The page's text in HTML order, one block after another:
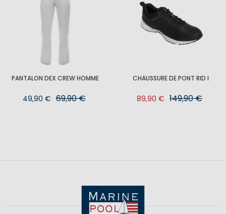
PANTALON DEX CREW HOMME
49,90 € 69,90 €
CHAUSSURE DE PONT RID I
89,90 € 149,90 €